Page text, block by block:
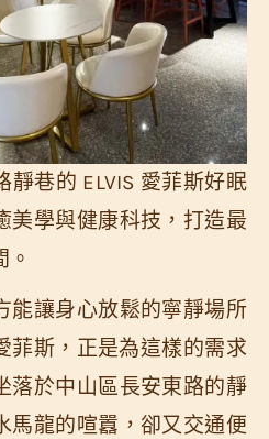
靜巷的 ELVIS 愛菲斯好眠
美學與健康科技，打造最
能讓身心放鬆的寧靜場所
菲斯，正是為這樣的需求
落於中山區長安東路的靜
馬龍的喧囂，卻又交通便